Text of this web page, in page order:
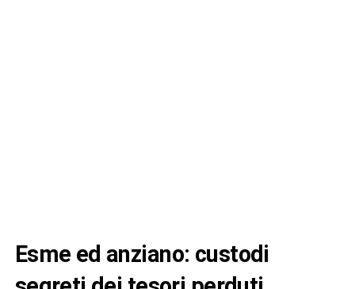
esme ed anziano: custodi